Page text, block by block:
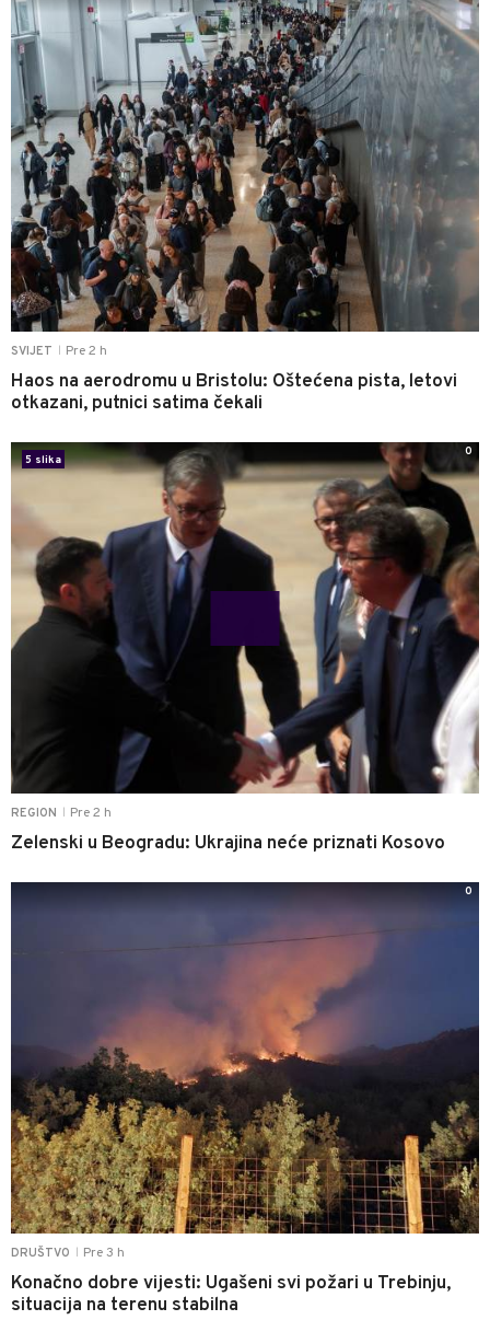
SVIJET Pre 2 h
Haos na aerodromu u Bristolu: Oštećena pista, letovi
otkazani, putnici satima čekali
REGION Pre 2 h
Zelenski u Beogradu: Ukrajina neće priznati Kosovo
5 slika
0
DRUŠTVO Pre 3 h
Konačno dobre vijesti: Ugašeni svi požari u Trebinju,
situacija na terenu stabilna
0